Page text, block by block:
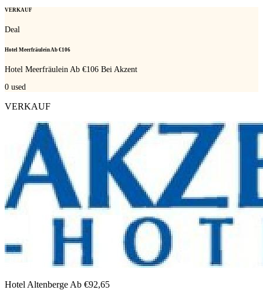
VERKAUF
Deal
Hotel Meerfräulein Ab €106
Hotel Meerfräulein Ab €106 Bei Akzent
0 used
VERKAUF
Hotel Altenberge Ab €92,65